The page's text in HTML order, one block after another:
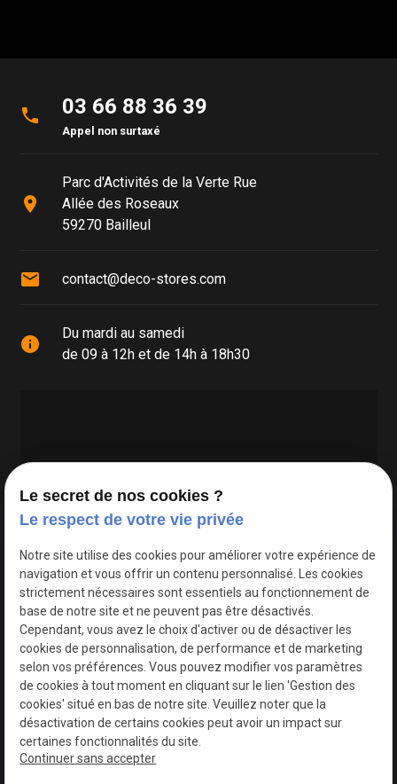
phone 03 66 88 36 39
Appel non surtaxé
place
Parc d'Activités de la Verte Rue
Allée des Roseaux
59270 Bailleul
mail contact@deco-stores.com
info
Du mardi au samedi
de 09 à 12h et de 14h à 18h30
Google Maps Search API est désactivé.
Le secret de nos cookies ?
Le respect de votre vie privée
Notre site utilise des cookies pour améliorer votre expérience de
navigation et vous offrir un contenu personnalisé. Les cookies
strictement nécessaires sont essentiels au fonctionnement de
base de notre site et ne peuvent pas être désactivés.
Cependant, vous avez le choix d'activer ou de désactiver les
cookies de personnalisation, de performance et de marketing
selon vos préférences. Vous pouvez modifier vos paramètres
de cookies à tout moment en cliquant sur le lien 'Gestion des
cookies' situé en bas de notre site. Veuillez noter que la
désactivation de certains cookies peut avoir un impact sur
certaines fonctionnalités du site.
Continuer sans accepter